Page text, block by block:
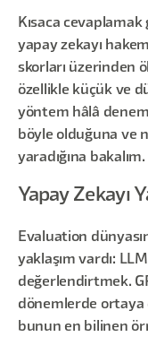
Kısaca
yapay zekayı
skorları üzerinden
özellikle küçük ve
yöntem hâlâ
böyle olduğuna ve
yaradığına bakalım.
Yapay Zekayı
Evaluation
yaklaşım vardı:
değerlendirtmek.
dönemlerde ortaya
bunun en bilinen